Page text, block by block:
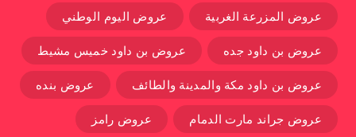
عروض المزرعة الغربية عروض اليوم الوطني
عروض بن داود جده عروض بن داود خميس مشيط
عروض بن داود مكة والمدينة والطائف عروض بنده
عروض جراند مارت الدمام عروض رامز